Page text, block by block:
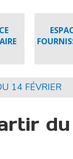
14 FÉVRIER